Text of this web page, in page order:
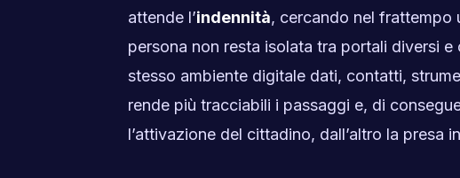
attende l’indennità, cercando nel frattempo
persona non resta isolata tra portali diversi
stesso ambiente digitale dati, contatti,
rende più tracciabili i passaggi e, di
l’attivazione del cittadino, dall’altro la presa